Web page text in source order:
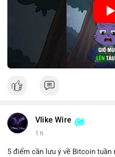
Vlike Wire
1 h
5 điểm cần lưu ý về Bitcoin tuần